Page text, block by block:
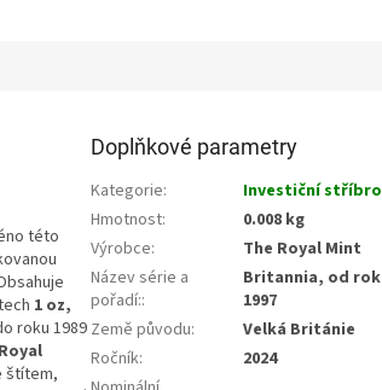
této
1 oz,
roku 1989
Royal
štítem,
Doplňkové parametry
Kategorie:
Investiční stříbro
Hmotnost:
0.008 kg
Výrobce:
The Royal Mint
Název série a
pořadí::
Britannia, od
1997
Země původu:
Velká Británie
Ročník:
2024